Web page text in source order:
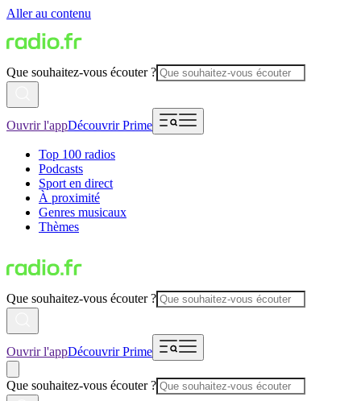
Aller au contenu
Que souhaitez-vous écouter ?
Ouvrir l'appDécouvrir Prime
Top 100 radios
Podcasts
Sport en direct
À proximité
Genres musicaux
Thèmes
Que souhaitez-vous écouter ?
Ouvrir l'appDécouvrir Prime
Que souhaitez-vous écouter ?